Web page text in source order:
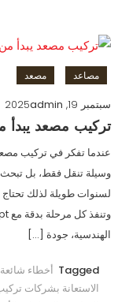
مصاعد مصعد
سبتمبر 19, 2025
admin
تركيب مصعد يبدأ من 170,000 جنيه | هاي
عندما تفكر في تركيب
وسيلة تنقل فقط، بل
لسنوات طويلة لذلك تحتاج
الهندسية، جودة […]
Tagged أخطاء
الاستعانة بشركات